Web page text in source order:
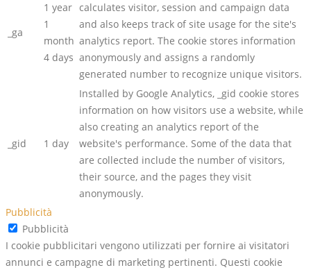
_ga
1 year
1
month
4 days
calculates visitor, session and campaign data
and also keeps track of site usage for the site's
analytics report. The cookie stores information
anonymously and assigns a randomly
generated number to recognize unique visitors.
_gid 1 day
Installed by Google Analytics, _gid cookie stores
information on how visitors use a website, while
also creating an analytics report of the
website's performance. Some of the data that
are collected include the number of visitors,
their source, and the pages they visit
anonymously.
Pubblicità
Pubblicità
I cookie pubblicitari vengono utilizzati per fornire ai visitatori
annunci e campagne di marketing pertinenti. Questi cookie